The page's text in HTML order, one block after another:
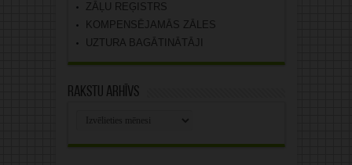
ZĀĻU REĢISTRS
KOMPENSĒJAMĀS ZĀLES
UZTURA BAGĀTINĀTĀJI
Rakstu arhīvs